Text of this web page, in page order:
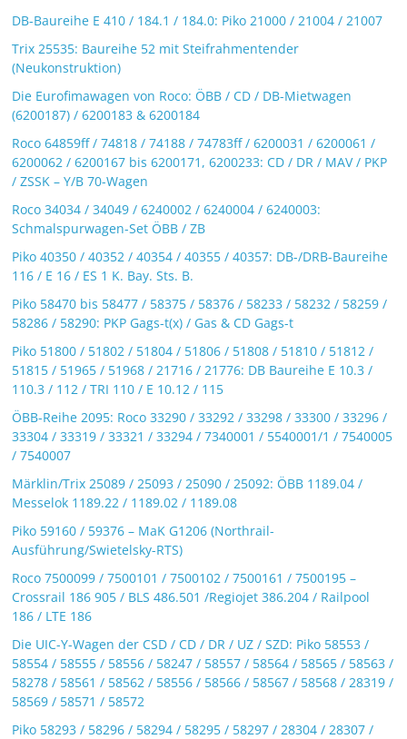
DB-Baureihe E 410 / 184.1 / 184.0: Piko 21000 / 21004 / 21007
Trix 25535: Baureihe 52 mit Steifrahmentender
(Neukonstruktion)
Die Eurofimawagen von Roco: ÖBB / CD / DB-Mietwagen
(6200187) / 6200183 & 6200184
Roco 64859ff / 74818 / 74188 / 74783ff / 6200031 / 6200061 /
6200062 / 6200167 bis 6200171, 6200233: CD / DR / MAV / PKP
/ ZSSK – Y/B 70-Wagen
Roco 34034 / 34049 / 6240002 / 6240004 / 6240003:
Schmalspurwagen-Set ÖBB / ZB
Piko 40350 / 40352 / 40354 / 40355 / 40357: DB-/DRB-Baureihe
116 / E 16 / ES 1 K. Bay. Sts. B.
Piko 58470 bis 58477 / 58375 / 58376 / 58233 / 58232 / 58259 /
58286 / 58290: PKP Gags-t(x) / Gas & CD Gags-t
Piko 51800 / 51802 / 51804 / 51806 / 51808 / 51810 / 51812 /
51815 / 51965 / 51968 / 21716 / 21776: DB Baureihe E 10.3 /
110.3 / 112 / TRI 110 / E 10.12 / 115
ÖBB-Reihe 2095: Roco 33290 / 33292 / 33298 / 33300 / 33296 /
33304 / 33319 / 33321 / 33294 / 7340001 / 5540001/1 / 7540005
/ 7540007
Märklin/Trix 25089 / 25093 / 25090 / 25092: ÖBB 1189.04 /
Messelok 1189.22 / 1189.02 / 1189.08
Piko 59160 / 59376 – MaK G1206 (Northrail-
Ausführung/Swietelsky-RTS)
Roco 7500099 / 7500101 / 7500102 / 7500161 / 7500195 –
Crossrail 186 905 / BLS 486.501 /Regiojet 386.204 / Railpool
186 / LTE 186
Die UIC-Y-Wagen der CSD / CD / DR / UZ / SZD: Piko 58553 /
58554 / 58555 / 58556 / 58247 / 58557 / 58564 / 58565 / 58563 /
58278 / 58561 / 58562 / 58556 / 58566 / 58567 / 58568 / 28319 /
58569 / 58571 / 58572
Piko 58293 / 58296 / 58294 / 58295 / 58297 / 28304 / 28307 /